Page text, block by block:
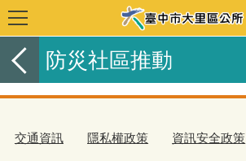
防災社區推動
交通資訊 隱私權政策 資訊安全政策